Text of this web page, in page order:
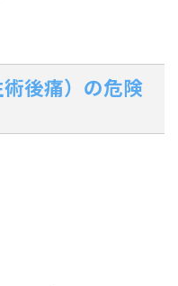
後痛）の危険